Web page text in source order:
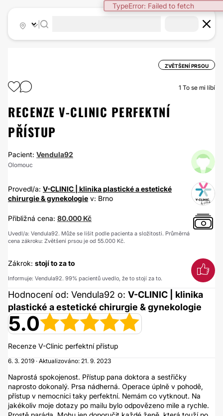
TypeError: Failed to fetch
ZVĚTŠENÍ PRSOU
1 To se mi líbí
RECENZE V-CLINIC PERFEKTNÍ
PŘÍSTUP
Pacient: Vendula92
Olomouc
Provedl/a: V-CLINIC | klinika plastické a estetické
chirurgie & gynekologie v: Brno
Přibližná cena: 80.000 Kč
Uvedl/a: Vendula92. Může se lišit podle pacienta a složitosti. Průměrná
cena zákroku: Zvětšení prsou je od 55.000 Kč.
Zákrok: stojí to za to
Informuje: Vendula92. 99% pacientů uvedlo, že to stojí za to.
Hodnocení od: Vendula92 o: V-CLINIC | klinika
plastické a estetické chirurgie & gynekologie
5.0
Recenze V-Clinic perfektní přístup
6. 3. 2019 · Aktualizováno: 21. 9. 2023
Naprostá spokojenost. Přístup pana doktora a sestřičky
naprosto dokonalý. Prsa nádherná. Operace úplně v pohodě,
přístup v nemocnici taky perfektní. Nemám co vytknout. Na
jakékoliv moje dotazy po mailu bylo odpovězeno mile a rychle.